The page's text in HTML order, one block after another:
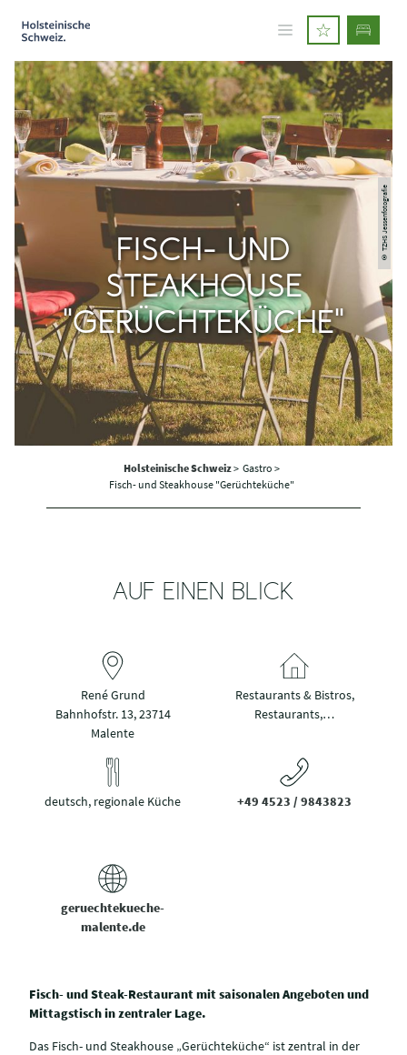
© TZHS Jessenfotografie
FISCH- UND
STEAKHOUSE
"GERÜCHTEKÜCHE"
Holsteinische Schweiz> Gastro >
Fisch- und Steakhouse "Gerüchteküche"
AUF EINEN BLICK
René Grund
Bahnhofstr. 13, 23714
Malente
Restaurants & Bistros,
Restaurants,…
deutsch, regionale Küche +49 4523 / 9843823
geruechtekueche-
malente.de
Fisch- und Steak-Restaurant mit saisonalen Angeboten und
Mittagstisch in zentraler Lage.
Das Fisch- und Steakhouse „Gerüchteküche“ ist zentral in der